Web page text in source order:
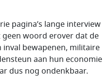
pagina’s lange interview
woord erover dat de
inval bewapenen, militaire
aan hun economie
dus nog ondenkbaar.